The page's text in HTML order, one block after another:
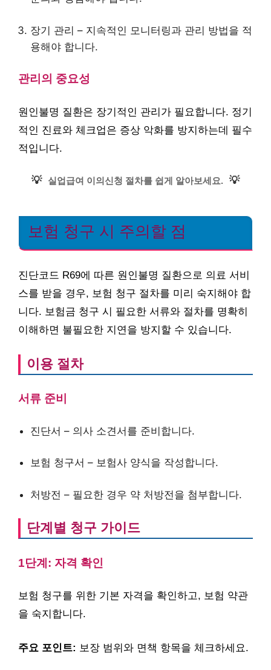
장기 관리 – 지속적인 모니터링과 관리 방법을 적
용해야 합니다.
관리의 중요성
원인불명 질환은 장기적인 관리가 필요합니다. 정기
적인 진료와 체크업은 증상 악화를 방지하는데 필수
적입니다.
💡 실업급여 이의신청 절차를 쉽게 알아보세요. 💡
보험 청구 시 주의할 점
진단코드 R69에 따른 원인불명 질환으로 의료 서비
스를 받을 경우, 보험 청구 절차를 미리 숙지해야 합
니다. 보험금 청구 시 필요한 서류와 절차를 명확히
이해하면 불필요한 지연을 방지할 수 있습니다.
이용 절차
서류 준비
진단서 – 의사 소견서를 준비합니다.
보험 청구서 – 보험사 양식을 작성합니다.
처방전 – 필요한 경우 약 처방전을 첨부합니다.
단계별 청구 가이드
1단계: 자격 확인
보험 청구를 위한 기본 자격을 확인하고, 보험 약관
을 숙지합니다.
주요 포인트: 보장 범위와 면책 항목을 체크하세요.